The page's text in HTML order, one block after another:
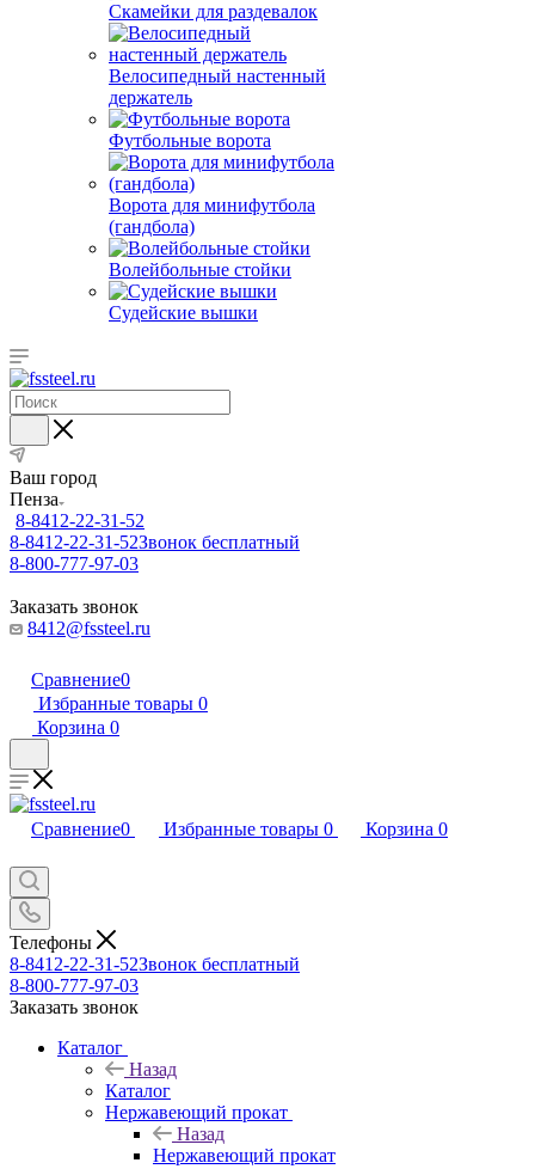
Скамейки для раздевалок
Велосипедный настенный
держатель
Футбольные ворота
Ворота для минифутбола
(гандбола)
Волейбольные стойки
Судейские вышки
Ваш город
Пенза
8-8412-22-31-52
8-8412-22-31-52Звонок бесплатный
8-800-777-97-03
Заказать звонок
8412@fssteel.ru
Сравнение0
Избранные товары 0
Корзина 0
Сравнение0 Избранные товары 0 Корзина 0
Телефоны
8-8412-22-31-52Звонок бесплатный
8-800-777-97-03
Заказать звонок
Каталог
Назад
Каталог
Нержавеющий прокат
Назад
Нержавеющий прокат